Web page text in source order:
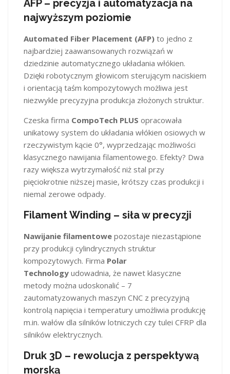
AFP – precyzja i automatyzacja na
najwyższym poziomie
Automated Fiber Placement (AFP) to jedno z
najbardziej zaawansowanych rozwiązań w
dziedzinie automatycznego układania włókien.
Dzięki robotycznym głowicom sterującym naciskiem
i orientacją taśm kompozytowych możliwa jest
niezwykle precyzyjna produkcja złożonych struktur.
Czeska firma CompoTech PLUS opracowała
unikatowy system do układania włókien osiowych w
rzeczywistym kącie 0°, wyprzedzając możliwości
klasycznego nawijania filamentowego. Efekty? Dwa
razy większa wytrzymałość niż stal przy
pięciokrotnie niższej masie, krótszy czas produkcji i
niemal zerowe odpady.
Filament Winding – siła w precyzji
Nawijanie filamentowe pozostaje niezastąpione
przy produkcji cylindrycznych struktur
kompozytowych. Firma Polar
Technology udowadnia, że nawet klasyczne
metody można udoskonalić – 7
zautomatyzowanych maszyn CNC z precyzyjną
kontrolą napięcia i temperatury umożliwia produkcję
m.in. wałów dla silników lotniczych czy tulei CFRP dla
silników elektrycznych.
Druk 3D – rewolucja z perspektywą
morską